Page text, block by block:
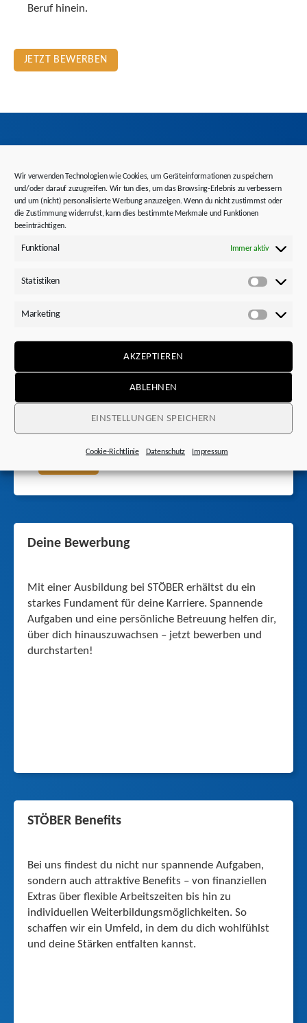
Wir verwenden Technologien wie Cookies, um Geräteinformationen zu speichern
und/oder darauf zuzugreifen. Wir tun dies, um das Browsing-Erlebnis zu verbessern
und um (nicht) personalisierte Werbung anzuzeigen. Wenn du nicht zustimmst oder
die Zustimmung widerrufst, kann dies bestimmte Merkmale und Funktionen
beeinträchtigen.
Funktional Immer aktiv
Statistiken
Marketing
AKZEPTIEREN
ABLEHNEN
EINSTELLUNGEN SPEICHERN
Cookie-Richtlinie Datenschutz Impressum
Beruf hinein.
JETZT BEWERBEN
Auch interessant
Fragen?
KONTAK
Deine Bewerbung
Mit einer Ausbildung bei STÖBER erhältst du ein
starkes Fundament für deine Karriere. Spannende
Aufgaben und eine persönliche Betreuung helfen dir,
über dich hinauszuwachsen – jetzt bewerben und
durchstarten!
STÖBER Benefits
Bei uns findest du nicht nur spannende Aufgaben,
sondern auch attraktive Benefits – von finanziellen
Extras über flexible Arbeitszeiten bis hin zu
individuellen Weiterbildungs­möglichkeiten. So
schaffen wir ein Umfeld, in dem du dich wohlfühlst
und deine Stärken entfalten kannst.